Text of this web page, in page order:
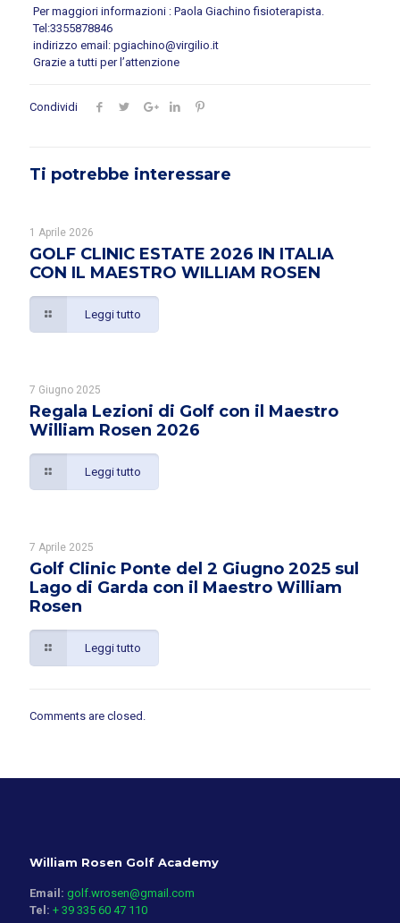
Per maggiori informazioni : Paola Giachino fisioterapista.
Tel:3355878846
indirizzo email: pgiachino@virgilio.it
Grazie a tutti per l’attenzione
Condividi
Ti potrebbe interessare
1 Aprile 2026
GOLF CLINIC ESTATE 2026 IN ITALIA
CON IL MAESTRO WILLIAM ROSEN
Leggi tutto
7 Giugno 2025
Regala Lezioni di Golf con il Maestro
William Rosen 2026
Leggi tutto
7 Aprile 2025
Golf Clinic Ponte del 2 Giugno 2025 sul
Lago di Garda con il Maestro William
Rosen
Leggi tutto
Comments are closed.
William Rosen Golf Academy
Email: golf.wrosen@gmail.com
Tel: + 39 335 60 47 110